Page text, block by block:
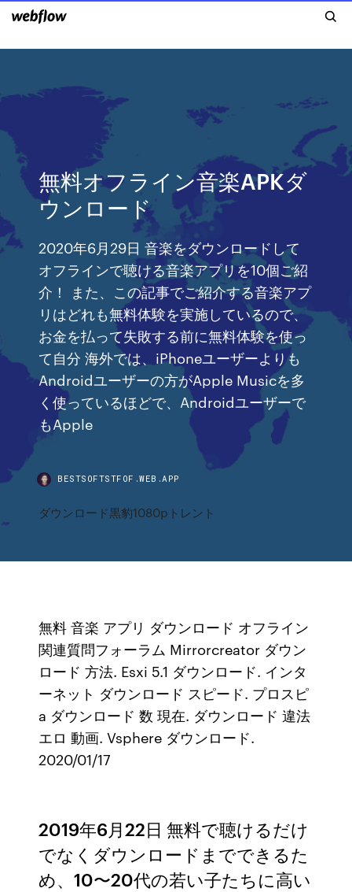
無料オフライン音楽APKダ
ウンロード
2020年6月29日 音楽をダウンロードして
オフラインで聴ける音楽アプリを10個ご紹
介！ また、この記事でご紹介する音楽アプ
リはどれも無料体験を実施しているので、
お金を払って失敗する前に無料体験を使っ
て自分 海外では、iPhoneユーザーよりも
Androidユーザーの方がApple Musicを多
く使っているほどで、Androidユーザーで
もApple
BESTSOFTSTFOF.WEB.APP
ダウンロード黒豹1080pトレント
無料 音楽 アプリ ダウンロード オフライン
関連質問フォーラム Mirrorcreator ダウン
ロード 方法. Esxi 5.1 ダウンロード. インタ
ーネット ダウンロード スピード. プロスピ
a ダウンロード 数 現在. ダウンロード 違法
エロ 動画. Vsphere ダウンロード.
2020/01/17
2019年6月22日 無料で聴けるだけ
でなくダウンロードまでできるた
め、10〜20代の若い子たちに高い